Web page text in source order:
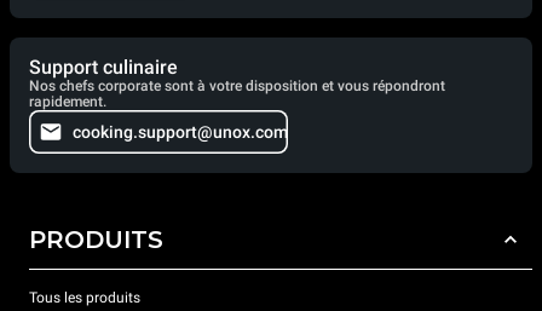
Support culinaire
Nos chefs corporate sont à votre disposition et vous répondront
rapidement.
cooking.support@unox.com
PRODUITS
Tous les produits